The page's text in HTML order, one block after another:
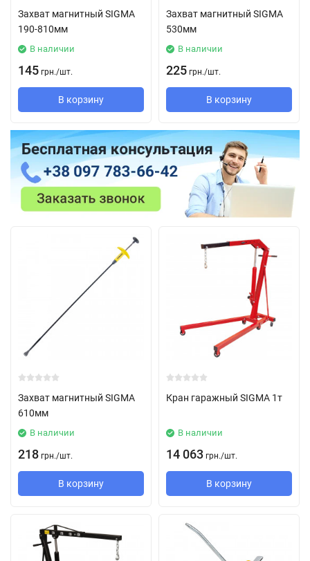
Захват магнитный SIGMA
190-810мм
В наличии
145 грн./шт.
В корзину
Захват магнитный SIGMA
530мм
В наличии
225 грн./шт.
В корзину
Захват магнитный SIGMA
610мм
В наличии
218 грн./шт.
В корзину
Кран гаражный SIGMA 1т
В наличии
14 063 грн./шт.
В корзину